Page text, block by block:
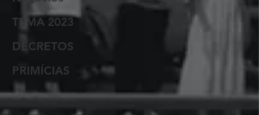
TEMA 2023
DECRETOS
PRIMÍCIAS